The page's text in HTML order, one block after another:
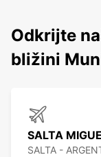
Odkrijte
bližini
SALTA
SALTA -